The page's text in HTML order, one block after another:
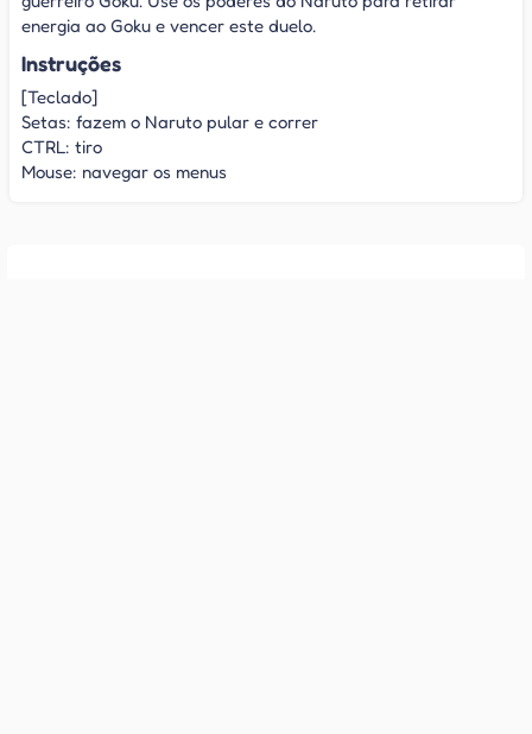
energia ao Goku e vencer este duelo.
Instruções
[Teclado]
Setas: fazem o Naruto pular e correr
CTRL: tiro
Mouse: navegar os menus